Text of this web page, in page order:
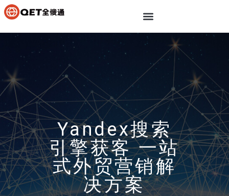
Yandex搜索
引擎获客 一站
式外贸营销解
决方案